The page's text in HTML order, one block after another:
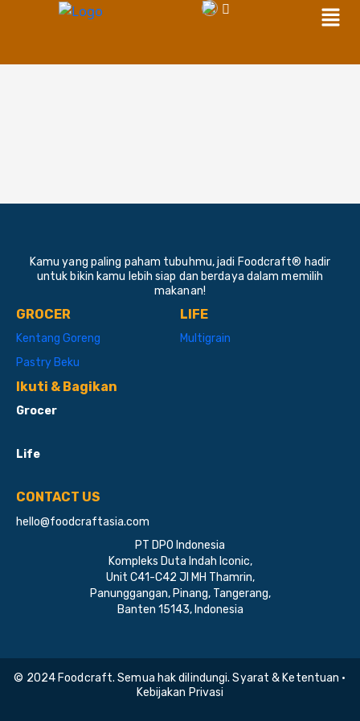
Kamu yang paling paham tubuhmu, jadi Foodcraft® hadir
untuk bikin kamu lebih siap dan berdaya dalam memilih
makanan!
GROCER
Kentang Goreng
Pastry Beku
LIFE
Multigrain
Ikuti & Bagikan
Grocer
Life
CONTACT US
hello@foodcraftasia.com
PT DPO Indonesia
Kompleks Duta Indah Iconic,
Unit C41-C42 Jl MH Thamrin,
Panunggangan, Pinang, Tangerang,
Banten 15143, Indonesia
© 2024 Foodcraft. Semua hak dilindungi. Syarat & Ketentuan •
Kebijakan Privasi